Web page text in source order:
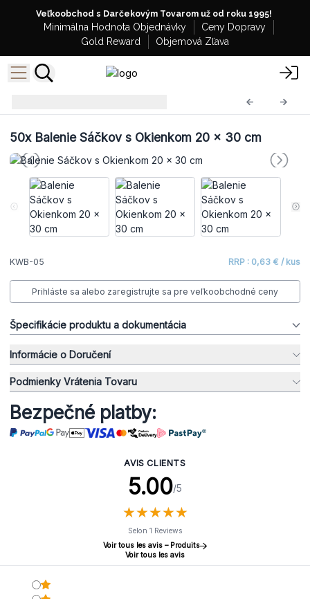
Veľkoobchod s Darčekovým Tovarom už od roku 1995!
Minimálna Hodnota Objednávky
Ceny Dopravy
Gold Reward
Objemová Zľava
50xBalenie Sáčkov s Okienkom 20 x 30 cm
KWB-05 RRP : 0,63 € / kus
Prihláste sa alebo zaregistrujte sa pre veľkoobchodné ceny
Špecifikácie produktu a dokumentácia
Informácie o Doručení
Podmienky Vrátenia Tovaru
Bezpečné platby:
AVIS CLIENTS
5.00/5
★★★★★
★★★★★
Selon 1 Reviews
Voir tous les avis – Produits
Voir tous les avis